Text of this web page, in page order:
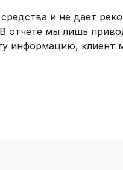
и не дает
отчете мы лишь
информацию, клиент